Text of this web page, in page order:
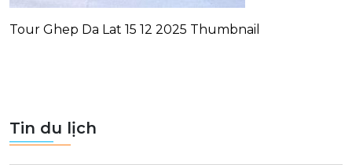
Tour Ghep Da Lat 15 12 2025 Thumbnail
Tin du lịch